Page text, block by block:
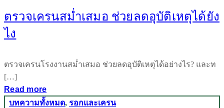
ตรวจเครนสม่ำเสมอ ช่วยลดอุบัติเหตุได้ยัง
ไง
ตรวจเครนโรงงานสม่ำเสมอ ช่วยลดอุบัติเหตุได้อย่างไร? และท
[…]
Read more
บทความทั้งหมด, รอกและเครน